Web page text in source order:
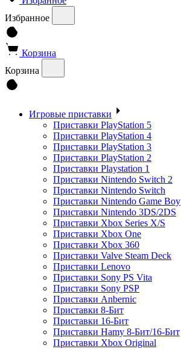
Избранное
Корзина
Корзина
Игровые приставки
Приставки PlayStation 5
Приставки PlayStation 4
Приставки PlayStation 3
Приставки PlayStation 2
Приставки Playstation 1
Приставки Nintendo Switch 2
Приставки Nintendo Switch
Приставки Nintendo Game Boy
Приставки Nintendo 3DS/2DS
Приставки Xbox Series X/S
Приставки Xbox One
Приставки Xbox 360
Приставки Valve Steam Deck
Приставки Lenovo
Приставки Sony PS Vita
Приставки Sony PSP
Приставки Anbernic
Приставки 8-Бит
Приставки 16-Бит
Приставки Hamy 8-Бит/16-Бит
Приставки Xbox Original